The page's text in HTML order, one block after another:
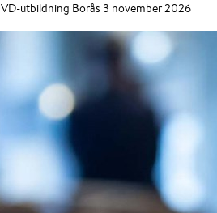
VD-utbildning Borås 3 november 2026